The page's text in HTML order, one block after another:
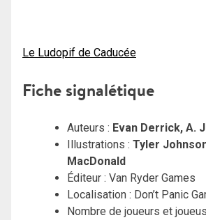
Le Ludopif de Caducée
Fiche signalétique
Auteurs : Evan Derrick, A.
Illustrations : Tyler
MacDonald
Éditeur : Van Ryder Games
Localisation : Don’t Panic
Nombre de joueurs et